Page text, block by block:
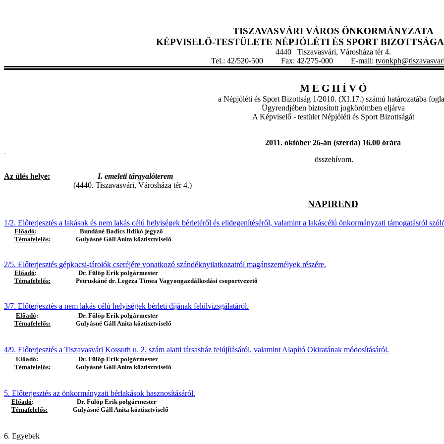
TISZAVASVÁRI VÁROS ÖNKORMÁNYZATA
KÉPVISELŐ-TESTÜLETE NÉPJÓLÉTI ÉS SPORT
4440 Tiszavasvári, Városháza tér 4.
Tel.: 42/520-500 Fax: 42/275-000 E-mail:
M E G H Í V Ó
a Népjóléti és Sport Bizottság 1/2010. (XI.17.) számú határozatába
Ügyrendjében biztosított jogkörömben eljárva
A Képviselő - testület Népjóléti és Sport Bizottságát
2011. október 26-án (szerda) 16.00 órára
összehívom.
Az ülés helye:
I. emeleti tárgyalóterem
(4440. Tiszavasvári, Városháza tér 4.)
NAPIREND
1/2. Előterjesztés a lakások és nem lakás célú helyiségek bérletéről és elidegenítéséről, valamint a lakáscélú önkormányzati támogatásról
Előadó:
Bundáné Badics Ildikó jegyző
Témafelelős: Gulyásné Gáll Anita köztisztviselő
2/5. Előterjesztés gépkocsi-tárolók cseréjére vonatkozó szándéknyilatkozatról magánszemélyek részére.
Előadó:
Dr. Fülöp Erik polgármester
Témafelelős: Petruskáné dr. Legeza Tímea Vagyongazdálkodási csoportvezető
3/7. Előterjesztés a nem lakás célú helyiségek bérleti díjának felülvizsgálatáról.
Előadó:
Dr. Fülöp Erik polgármester
Témafelelős: Gulyásné Gáll Anita köztisztviselő
4/9. Előterjesztés a Tiszavasvári Kossuth u. 2. szám alatti társasház felújításáról, valamint Alapító Okiratának módosításáról.
Előadó:
Dr. Fülöp Erik polgármester
Témafelelős: Gulyásné Gáll Anita köztisztviselő
5. Előterjesztés az önkormányzati bérlakások hasznosításáról.
Előadó:
Dr. Fülöp Erik polgármester
Témafelelős: Gulyásné Gáll Anita köztisztviselő
6. Egyebek